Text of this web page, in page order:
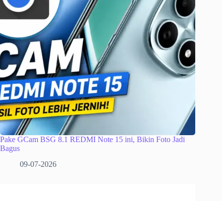
Pake GCam BSG 8.1 REDMI Note 15 ini, Bikin Foto Jadi
Bagus
09-07-2026